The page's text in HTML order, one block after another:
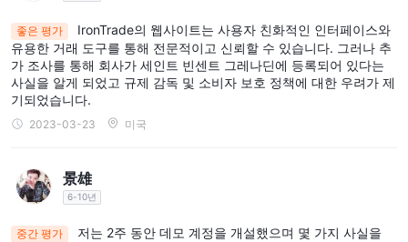
좋은 평가
IronTrade의 웹사이트는 사용자 친화적인 인터페이스와
유용한 거래 도구를 통해 전문적이고 신뢰할 수 있습니다. 그러나 추
가 조사를 통해 회사가 세인트 빈센트 그레나딘에 등록되어 있다는
사실을 알게 되었고 규제 감독 및 소비자 보호 정책에 대한 우려가 제
기되었습니다.
2023-03-23 미국
景雄
6-10년
중간 평가
저는 2주 동안 데모 계정을 개설했으며 몇 가지 사실을